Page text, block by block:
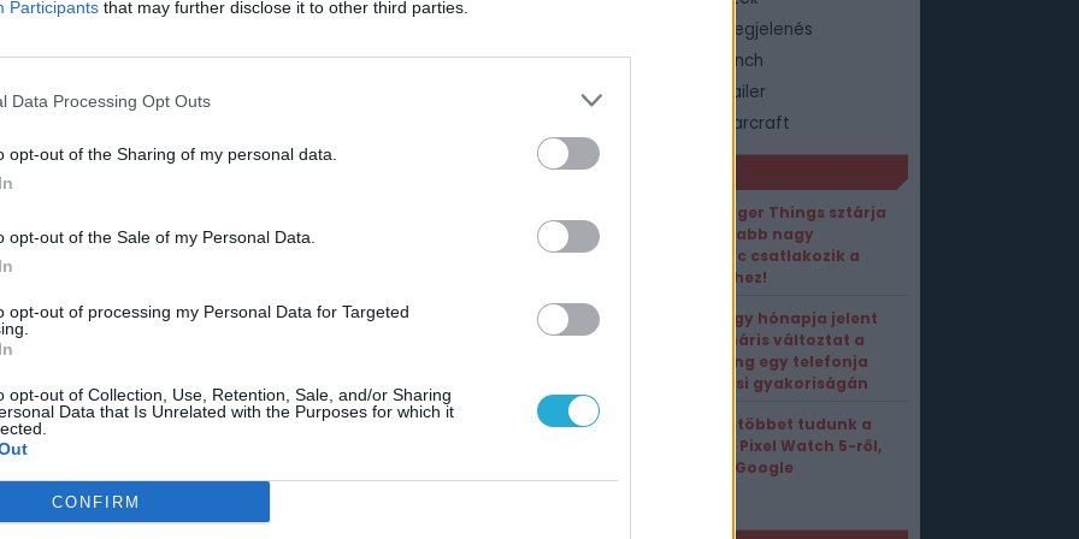
Participants that may further disclose it to other third parties.
Data Processing Opt Outs
opt-out of the Sharing of my personal data.
opt-out of the Sale of my Personal Data.
opt-out of processing my Personal Data for Targeted
opt-out of Collection, Use, Retention, Sale, and/or Sharing
Data that Is Unrelated with the Purposes for which it
CONFIRM
játéka, legalábbis azok számára, akik
A játék még korai fejlesztési stádiumban
a zárt bétára Kaplan az egyik népszerű
hosszabban szeretnétek belenézni a
The Legend of California megjelenés
The Legend of California ranch
The Legend of California trailer
worldof warcraft
ESPORT1 HÍREK
A Stranger Things sztárja
után újabb nagy
kedvenc csatlakozik a
Marvelhez!
Alig négy hónapja jelent
meg, máris változtat a
Samsung egy telefonja
frissítési gyakoriságán
Lassan többet tudunk a
Google Pixel Watch 5-ről,
mint a Google